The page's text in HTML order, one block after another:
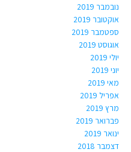
נובמבר 2019
אוקטובר 2019
ספטמבר 2019
אוגוסט 2019
יולי 2019
יוני 2019
מאי 2019
אפריל 2019
מרץ 2019
פברואר 2019
ינואר 2019
דצמבר 2018